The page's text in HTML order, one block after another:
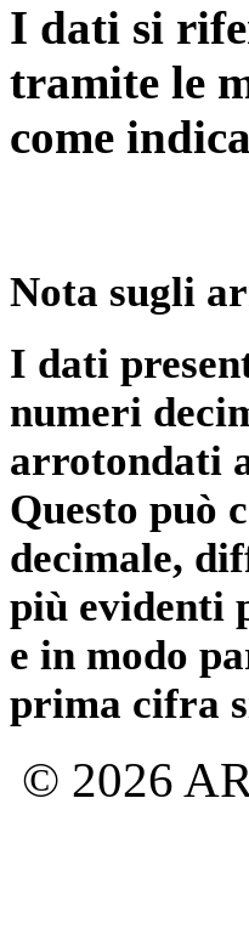
I dati si
tramite le
come
Nota sugli
I dati
numeri
arrotondati
Questo può
decimale,
più evidenti
e in modo
prima cifra
© 2026